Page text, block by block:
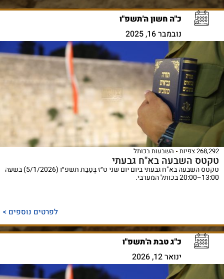
כ"ה חשון ה'תשפ"ו
נובמבר 16, 2025
268,292 צפיות השבעות בכותל
טקטס השבעה בא"ח גבעתי
טקטס השבעה בא"ח גבעתי ביום יום שני ט״ז בְּטֵבֵת תשפ״ו (5/1/2026) בשעה
13:00–20:00 בכותל המערבי.
לפרטים נוספים >
כ"ג טבת ה'תשפ"ו
ינואר 12, 2026